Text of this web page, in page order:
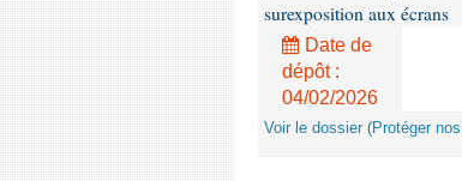
surexposition aux écrans
Date de
dépôt :
04/02/2026
Voir le dossier (Protéger